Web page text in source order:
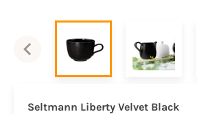
Seltmann Liberty Velvet Black